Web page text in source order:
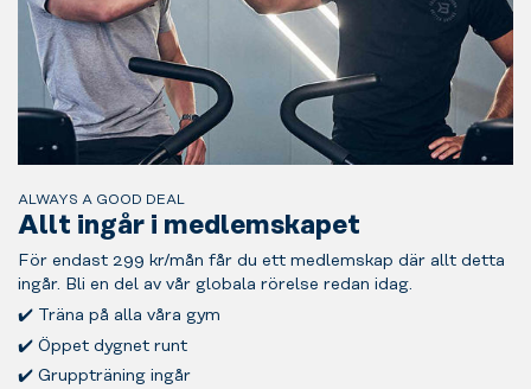
ALWAYS A GOOD DEAL
Allt ingår i medlemskapet
För endast 299 kr/mån får du ett medlemskap där allt detta
ingår. Bli en del av vår globala rörelse redan idag.
✔️ Träna på alla våra gym
✔️ Öppet dygnet runt
✔️ Gruppträning ingår